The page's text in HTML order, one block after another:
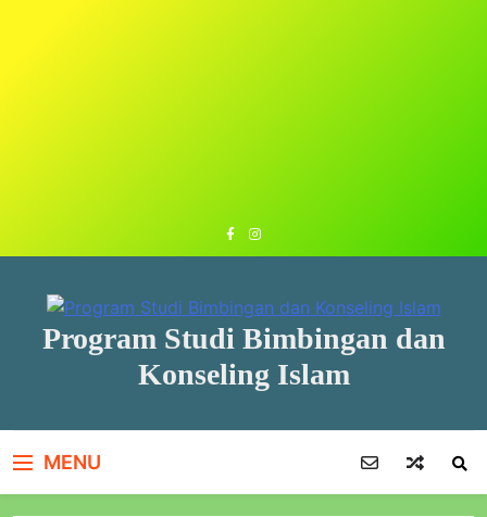
Program Studi Bimbingan dan
Konseling Islam
MENU